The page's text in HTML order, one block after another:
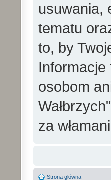
usuwania,
tematu
to, by
Informacje
osobom
za
Strona główna